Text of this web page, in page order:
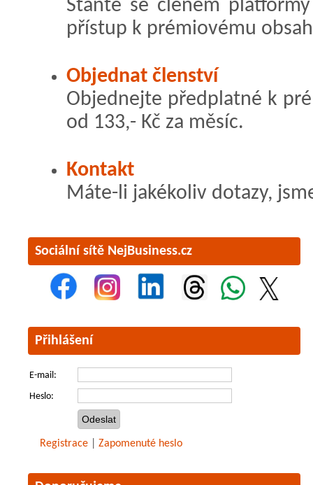
Staňte se členem
přístup k prémiovému
Objednat členství
Objednejte předplatné k
od 133,- Kč za měsíc.
Kontakt
Máte-li jakékoliv dotazy,
Sociální sítě NejBusiness.cz
Přihlášení
E-mail:
Heslo:
Registrace Zapomenuté heslo